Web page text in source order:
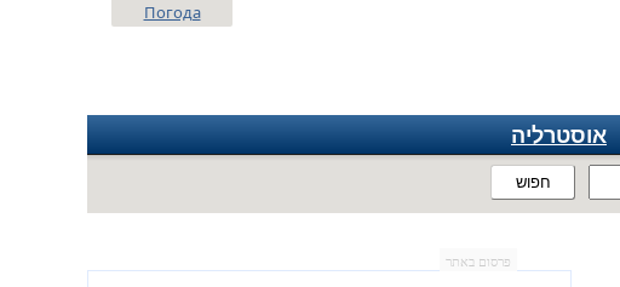
חפוש
Погода
אוסטרליה
פרסום באתר